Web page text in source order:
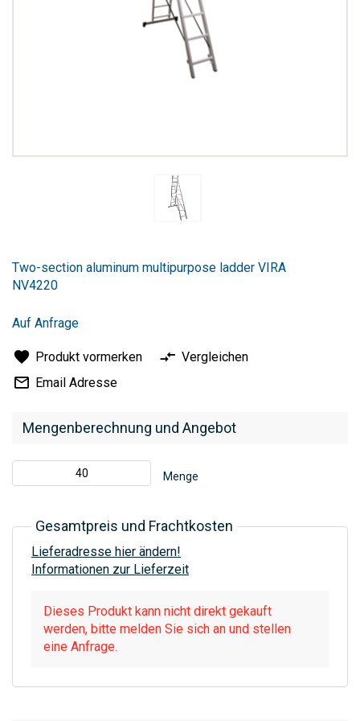
der
Bildergalerie
Mengenberechnung und Angebot
Menge
Gesamtpreis und Frachtkosten
Lieferadresse hier ändern!
Informationen zur Lieferzeit
Dieses Produkt kann nicht direkt gekauft
werden, bitte melden Sie sich an und stellen
eine Anfrage.
Two-section aluminum multipurpose ladder VIRA
NV4220
Auf Anfrage
Produkt vormerken
Vergleichen
Email Adresse